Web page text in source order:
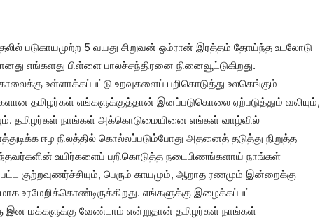
படுகாயமுற்ற 5 வயது சிறுவன் ஒம்ரான் இரத்தம் தோய்ந்த உடலோடு
எங்களது பிள்ளை பாலச்சந்திரனை நினைவூட்டுகிறது.
உள்ளாக்கப்பட்டு உறவுகளைப் பறிகொடுத்து உலகெங்கும்
தமிழர்கள் எங்களுக்குத்தான் இனப்படுகொலை ஏற்படுத்தும் வலியும்,
தமிழர்கள் நாங்கள் அக்கொடுமையினை எங்கள் வாழ்வில்
ஈழ நிலத்தில் கொல்லப்படும்போது அதனைத் தடுத்து நிறுத்த
உயிர்களைப் பறிகொடுத்த நடைபிணங்களாய் நாங்கள்
குற்றவுணர்ச்சியும், பெரும் காயமும், ஆறாத ரணமும் இன்றைக்கு
உரமேறிக்கொண்டிருக்கிறது. எங்களுக்கு இழைக்கப்பட்ட
மக்களுக்கு வேண்டாம் என்றுதான் தமிழர்கள் நாங்கள்